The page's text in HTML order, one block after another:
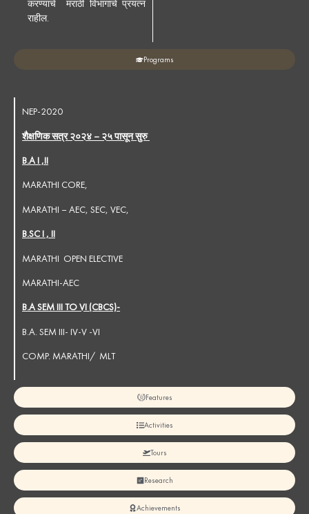
करण्याचे मराठी विभागाचे प्रयत्न
राहील.
Programs
Features
Activities
Tours
Research
Achievements
NEP-2020
शैक्षणिक सत्र २०२४ – २५ पासून सुरु
B.A I ,II
MARATHI CORE,
MARATHI – AEC, SEC, VEC,
B.SC I , II
MARATHI OPEN ELECTIVE
MARATHI-AEC
B.A SEM III TO VI (CBCS)-
B.A. SEM III- IV-V -VI
COMP. MARATHI/ MLT